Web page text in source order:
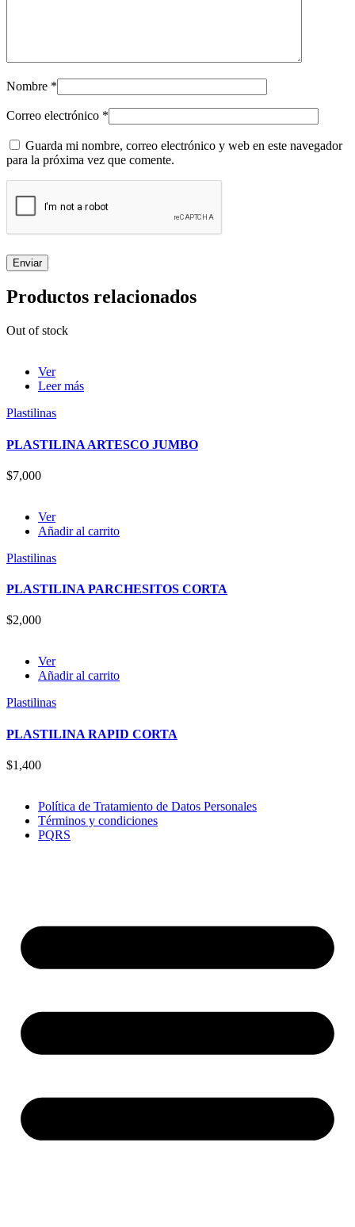
Nombre *
Correo electrónico *
Guarda mi nombre, correo electrónico y web en este navegador
para la próxima vez que comente.
Productos relacionados
Out of stock
Ver
Leer más
Plastilinas
PLASTILINA ARTESCO JUMBO
$7,000
Ver
Añadir al carrito
Plastilinas
PLASTILINA PARCHESITOS CORTA
$2,000
Ver
Añadir al carrito
Plastilinas
PLASTILINA RAPID CORTA
$1,400
Política de Tratamiento de Datos Personales
Términos y condiciones
PQRS